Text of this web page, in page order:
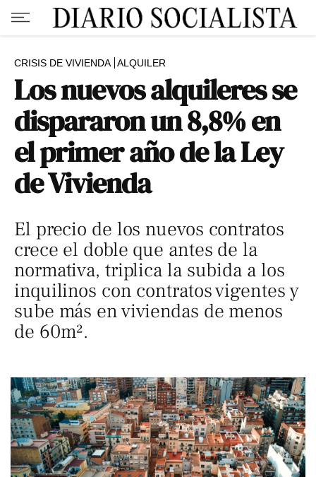
CRISIS DE VIVIENDA ALQUILER
Los nuevos alquileres se
dispararon un 8,8% en
el primer año de la Ley
de Vivienda
El precio de los nuevos contratos
crece el doble que antes de la
normativa, triplica la subida a los
inquilinos con contratos vigentes y
sube más en viviendas de menos
de 60m².